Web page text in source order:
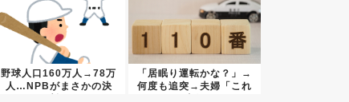
野球人口160万人→78万
人…NPBがまさかの決
「居眠り運転かな？」→
何度も追突→夫婦「これ